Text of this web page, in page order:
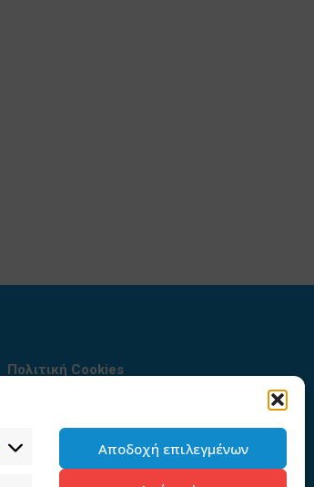
Αποδοχή επιλεγμένων
Πολιτική Cookies
Πολιτική προστασίας
προσωπικών δεδομένων του
παρόντος ιστότοπου